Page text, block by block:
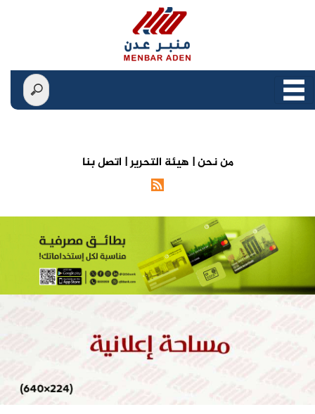
من نحن | هيئة التحرير | اتصل بنا